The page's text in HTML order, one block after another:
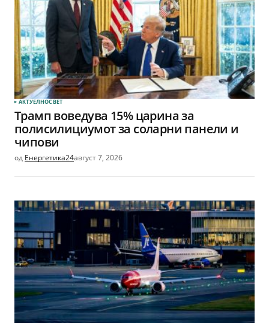
АКТУЕЛНОСВЕТ
Трамп воведува 15% царина за
полисилициумот за соларни панели и
чипови
од Енергетика24август 7, 2026